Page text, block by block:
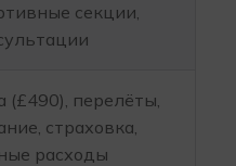
секции,
(£490), перелёты,
страховка,
расходы